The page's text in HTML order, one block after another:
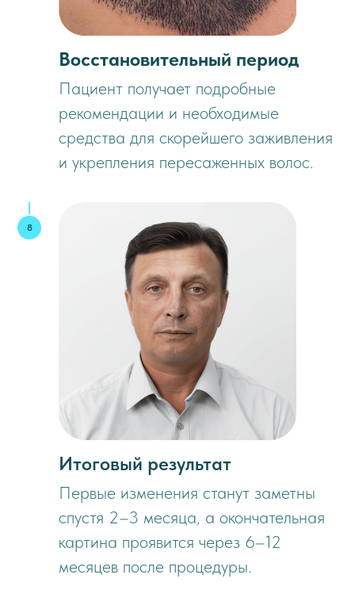
Восстановительный период
Пациент получает подробные
рекомендации и необходимые
средства для скорейшего заживления
и укрепления пересаженных волос.
Итоговый результат
Первые изменения станут заметны
спустя 2–3 месяца, а окончательная
картина проявится через 6–12
месяцев после процедуры.